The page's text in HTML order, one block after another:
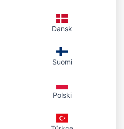
Dansk
Suomi
Polski